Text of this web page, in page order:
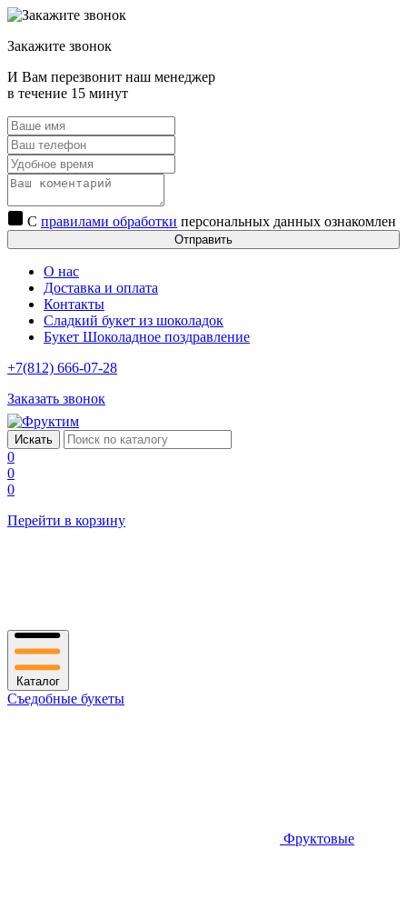
Закажите звонок
И Вам перезвонит наш менеджер
в течение 15 минут
С правилами обработки персональных данных ознакомлен
Отправить
О нас
Доставка и оплата
Контакты
Сладкий букет из шоколадок
Букет Шоколадное поздравление
+7(812) 666-07-28
Заказать звонок
0
0
0
Перейти в корзину
Каталог
Съедобные букеты
Фруктовые